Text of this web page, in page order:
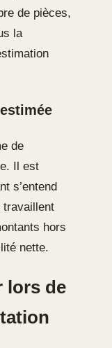
de pièces,
la
de
Il est
s’entend
travaillent
hors
nette.
lors de